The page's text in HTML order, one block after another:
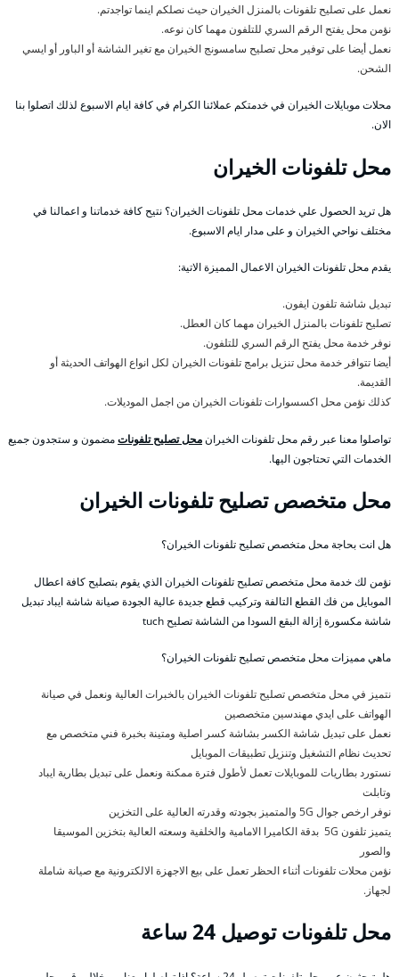
نعمل على تصليح تلفونات بالمنزل الخيران حيث نصلكم اينما تواجدتم.
نؤمن محل يفتح الرقم السري للتلفون مهما كان نوعه.
نعمل أيضا على توفير محل تصليح سامسونج الخيران مع تغير الشاشة أو الباور أو ايسي
الشحن.
محلات موبايلات الخيران في خدمتكم عملائنا الكرام في كافة ايام الاسبوع لذلك اتصلوا بنا
الان.
محل تلفونات الخيران
هل تريد الحصول علي خدمات محل تلفونات الخيران؟ نتيح كافة خدماتنا و اعمالنا في
مختلف نواحي الخيران و على مدار ايام الاسبوع.
يقدم محل تلفونات الخيران الاعمال المميزة الاتية:
تبديل شاشة تلفون ايفون.
تصليح تلفونات بالمنزل الخيران مهما كان العطل.
نوفر خدمة محل يفتح الرقم السري للتلفون.
أيضا تتوافر خدمة محل تنزيل برامج تلفونات الخيران لكل انواع الهواتف الحديثة أو
القديمة.
كذلك نؤمن محل اكسسوارات تلفونات الخيران من اجمل الموديلات.
تواصلوا معنا عبر رقم محل تلفونات الخيرانمحل تصليح تلفوناتمضمون و ستجدون جميع
الخدمات التي تحتاجون اليها.
محل متخصص تصليح تلفونات الخيران
هل انت بحاجة محل متخصص تصليح تلفونات الخيران؟
نؤمن لك خدمة محل متخصص تصليح تلفونات الخيران الذي يقوم بتصليح كافة اعطال
الموبايل من فك القطع التالفة وتركيب قطع جديدة عالية الجودة صيانة شاشة ايباد تبديل
شاشة مكسورة إزالة البقع السودا من الشاشة تصليح tuch
ماهي مميزات محل متخصص تصليح تلفونات الخيران؟
نتميز في محل متخصص تصليح تلفونات الخيران بالخبرات العالية ونعمل في صيانة
الهواتف على ايدي مهندسين متخصصين
نعمل على تبديل شاشة الكسر بشاشة كسر اصلية ومتينة بخبرة فني متخصص مع
تحديث نظام التشغيل وتنزيل تطبيقات الموبايل
نستورد بطاريات للموبايلات تعمل لأطول فترة ممكنة ونعمل على تبديل بطارية ايباد
وتابلت
نوفر ارخص جوال 5G والمتميز بجودته وقدرته العالية على التخزين
يتميز تلفون 5G بدقة الكاميرا الامامية والخلفية وسعته العالية بتخزين الموسيقا
والصور
نؤمن محلات تلفونات أثناء الحظر تعمل على بيع الاجهزة الالكترونية مع صيانة شاملة
لجهاز.
محل تلفونات توصيل 24 ساعة